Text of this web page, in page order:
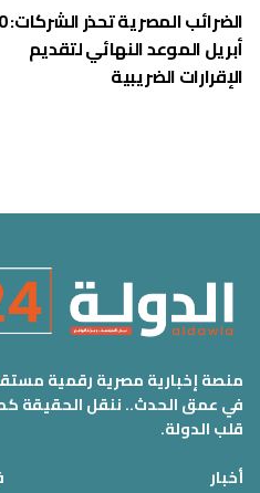
أبريل الموعد النهائي لتقديم
الإقرارات الضريبية
منصة إخبارية مصرية رقمية
في عمق الحدث.. ننقل الحقيقة
قلب الدولة.
أخبار